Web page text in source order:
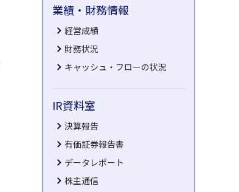
業績・財務情報
経営成績
財務状況
キャッシュ・フローの状況
IR資料室
決算報告
有価証券報告書
データレポート
株主通信